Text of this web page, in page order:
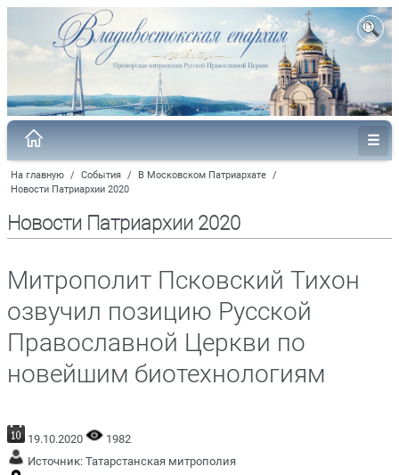
На главную / События / В Московском Патриархате /
Новости Патриархии 2020
Новости Патриархии 2020
Митрополит Псковский Тихон
озвучил позицию Русской
Православной Церкви по
новейшим биотехнологиям
19.10.2020
1982
Источник: Татарстанская митрополия